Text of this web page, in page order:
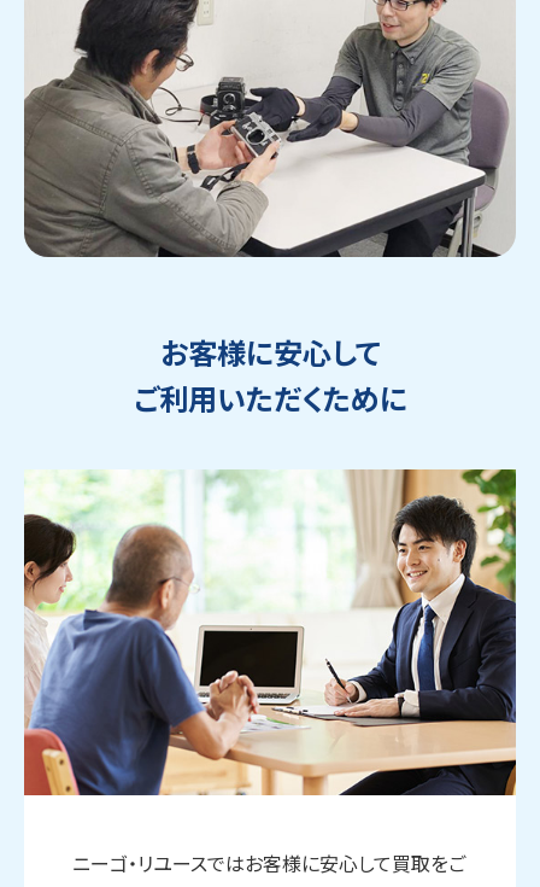
ウェブから1分 フリーダイヤル
お客様に安心して
ご利用いただくために
ニーゴ・リユースではお客様に安心して買取をご